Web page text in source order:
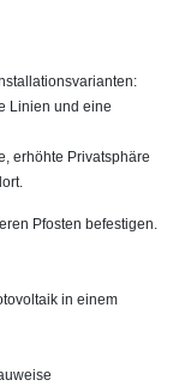
Linien und eine
erhöhte Privatsphäre
Pfosten befestigen.
in einem